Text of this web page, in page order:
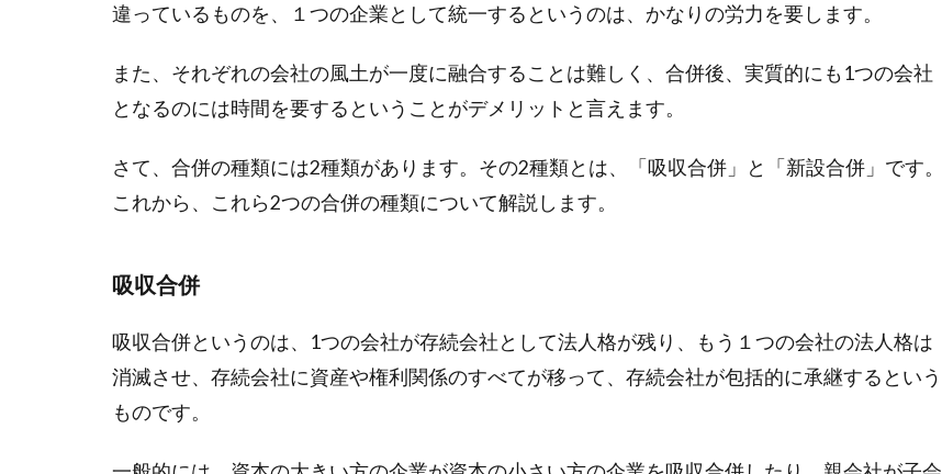
違っているものを、１つの企業として統一するというのは、かなりの労力を要します。
また、それぞれの会社の風土が一度に融合することは難しく、合併後、実質的にも1つの会社
となるのには時間を要するということがデメリットと言えます。
さて、合併の種類には2種類があります。その2種類とは、「吸収合併」と「新設合併」です。
これから、これら2つの合併の種類について解説します。
吸収合併
吸収合併というのは、1つの会社が存続会社として法人格が残り、もう１つの会社の法人格は
消滅させ、存続会社に資産や権利関係のすべてが移って、存続会社が包括的に承継するという
ものです。